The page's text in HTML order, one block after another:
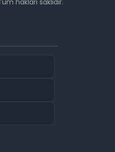
hakları saklıdır.